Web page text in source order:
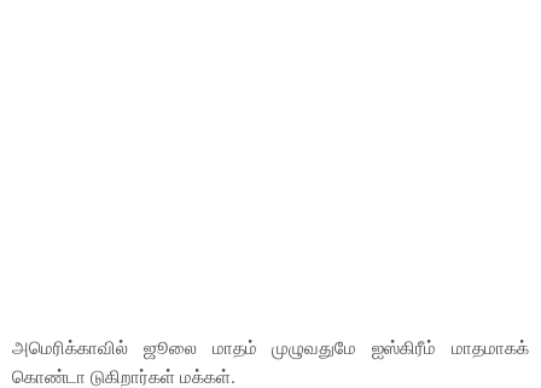
அமெரிக்காவில் ஜூலை மாதம் முழுவதுமே ஐஸ்கிரீம் மாதமாகக்
கொண்டா டுகிறார்கள் மக்கள்.